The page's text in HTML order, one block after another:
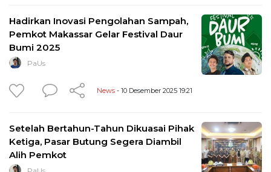
Hadirkan Inovasi Pengolahan Sampah,
Pemkot Makassar Gelar Festival Daur
Bumi 2025
PaUs
News - 10 Desember 2025 19:21
Setelah Bertahun-Tahun Dikuasai Pihak
Ketiga, Pasar Butung Segera Diambil
Alih Pemkot